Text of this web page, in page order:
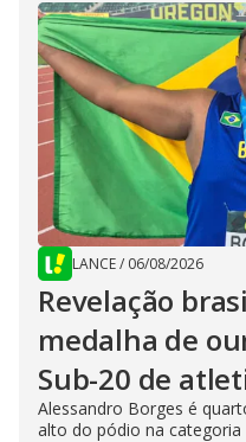
LANCE/ 06/08/2026
Revelação
medalha de
Sub-20 de
Alessandro Borges é
alto do pódio na categoria